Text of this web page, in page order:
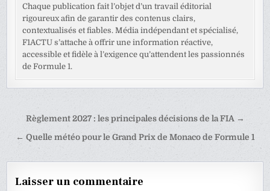
Chaque publication fait l’objet d’un travail éditorial
rigoureux afin de garantir des contenus clairs,
contextualisés et fiables. Média indépendant et spécialisé,
F1ACTU s’attache à offrir une information réactive,
accessible et fidèle à l’exigence qu’attendent les passionnés
de Formule 1.
Navigation
de
Règlement 2027 : les principales décisions de la FIA →
← Quelle météo pour le Grand Prix de Monaco de Formule 1
Laisser un commentaire